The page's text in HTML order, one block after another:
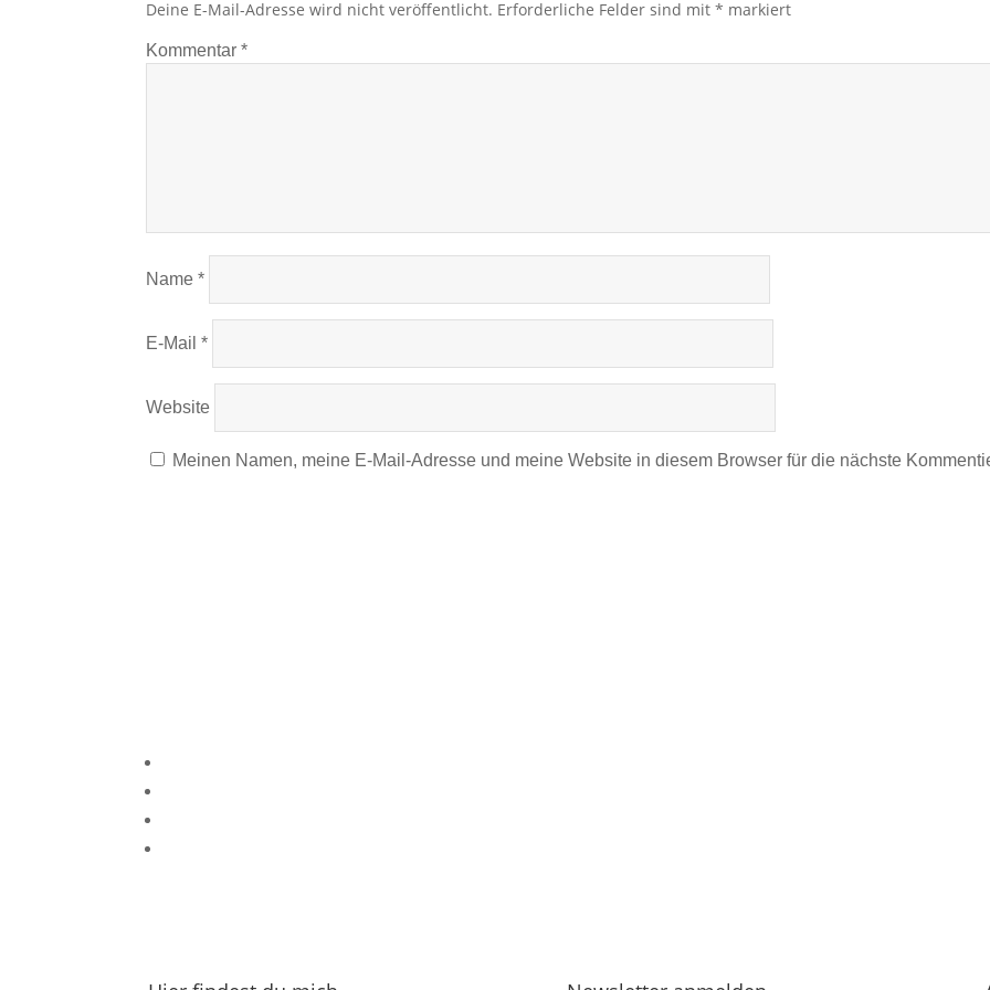
Deine E-Mail-Adresse wird nicht veröffentlicht. Erforderliche Felder sind mit * markiert
Kommentar *
Name *
E-Mail *
Website
Meinen Namen, meine E-Mail-Adresse und meine Website in diesem Browser für die nächste